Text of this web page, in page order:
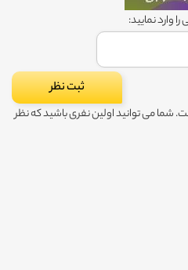
وارد نمایید:
می توانید اولین نفری باشید که نظر